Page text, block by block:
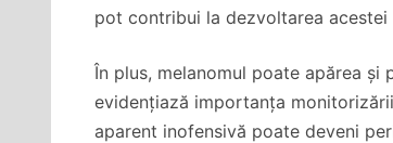
pot contribui la dezvoltarea acestei
În plus, melanomul poate apărea și
evidențiază importanța
aparent inofensivă poate deveni